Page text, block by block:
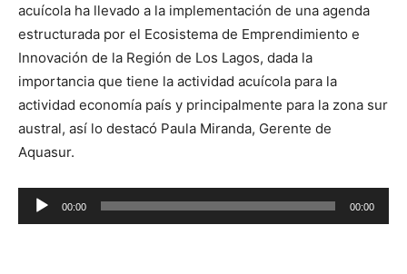
acuícola ha llevado a la implementación de una agenda
estructurada por el Ecosistema de Emprendimiento e
Innovación de la Región de Los Lagos, dada la
importancia que tiene la actividad acuícola para la
actividad economía país y principalmente para la zona sur
austral, así lo destacó Paula Miranda, Gerente de
Aquasur.
Reproductor
de
00:00 00:00